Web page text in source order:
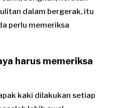
dalam bergerak, itu
perlu memeriksa
harus memeriksa
kaki dilakukan setiap